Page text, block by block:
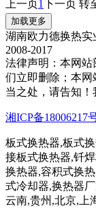
上一页1下一页 转
加载更多
湖南欧力德换热实
2008-2017
法律声明：本网
们立即删除；本
当之处，请告知！
湘ICP备18006217
板式换热器,板式
接板式换热器,钎
换热器,容积式换
式冷却器,换热器
云南,贵州,北京,上